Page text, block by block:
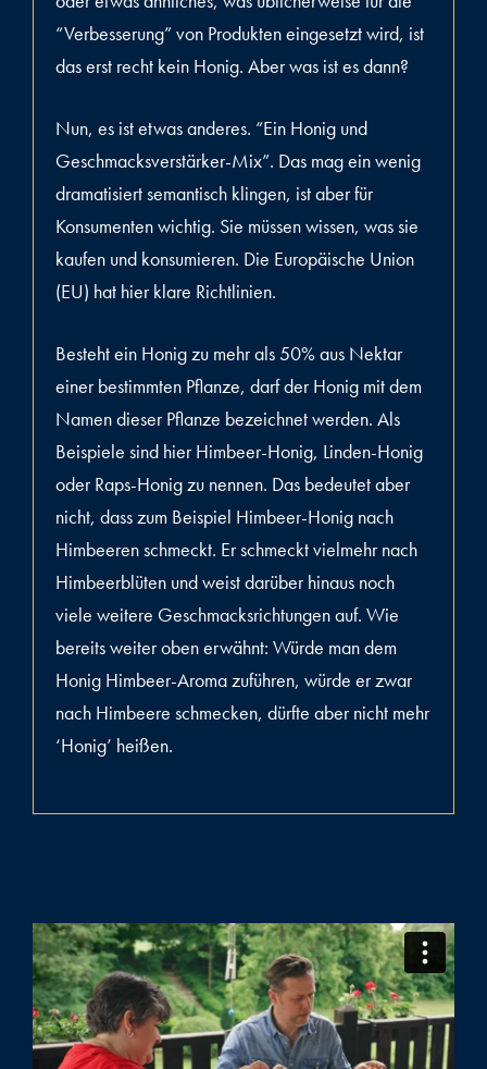
“Verbesserung” von Produkten eingesetzt wird, ist
das erst recht kein Honig. Aber was ist es dann?
Nun, es ist etwas anderes. “Ein Honig und
Geschmacksverstärker-Mix”. Das mag ein wenig
dramatisiert semantisch klingen, ist aber für
Konsumenten wichtig. Sie müssen wissen, was sie
kaufen und konsumieren. Die Europäische Union
(EU) hat hier klare Richtlinien.
Besteht ein Honig zu mehr als 50% aus Nektar
einer bestimmten Pflanze, darf der Honig mit dem
Namen dieser Pflanze bezeichnet werden. Als
Beispiele sind hier Himbeer-Honig, Linden-Honig
oder Raps-Honig zu nennen. Das bedeutet aber
nicht, dass zum Beispiel Himbeer-Honig nach
Himbeeren schmeckt. Er schmeckt vielmehr nach
Himbeerblüten und weist darüber hinaus noch
viele weitere Geschmacksrichtungen auf. Wie
bereits weiter oben erwähnt: Würde man dem
Honig Himbeer-Aroma zuführen, würde er zwar
nach Himbeere schmecken, dürfte aber nicht mehr
‘Honig’ heißen.